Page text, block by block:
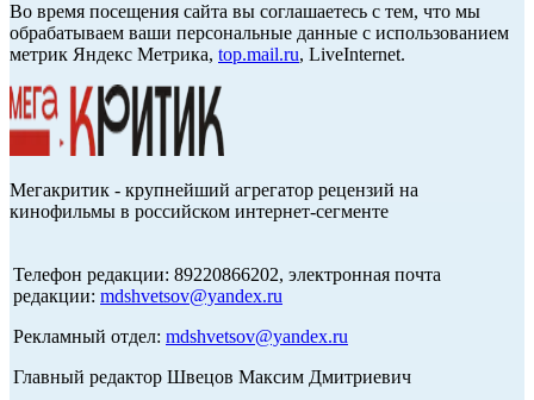
Во время посещения сайта вы соглашаетесь с тем, что мы
обрабатываем ваши персональные данные с использованием
метрик Яндекс Метрика, top.mail.ru, LiveInternet.
Мегакритик - крупнейший агрегатор рецензий на
кинофильмы в российском интернет-сегменте
Телефон редакции: 89220866202, электронная почта
редакции: mdshvetsov@yandex.ru
Рекламный отдел: mdshvetsov@yandex.ru
Главный редактор Швецов Максим Дмитриевич